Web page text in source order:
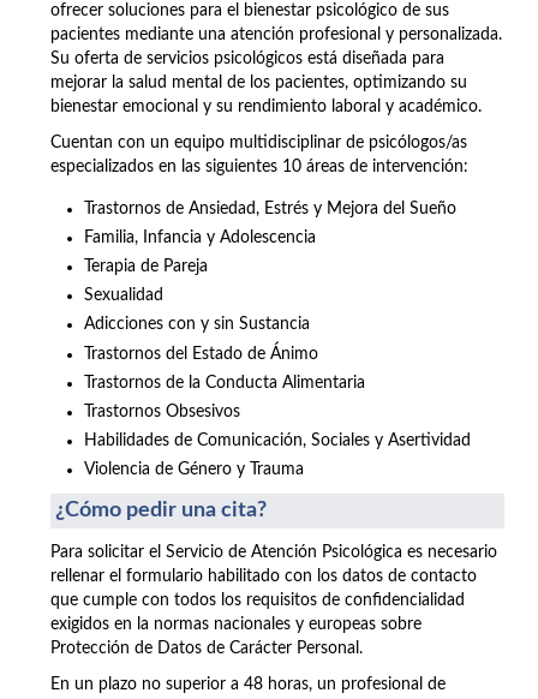
ofrecer soluciones para el bienestar psicológico de sus
pacientes mediante una atención profesional y personalizada.
Su oferta de servicios psicológicos está diseñada para
mejorar la salud mental de los pacientes, optimizando su
bienestar emocional y su rendimiento laboral y académico.
Cuentan con un equipo multidisciplinar de psicólogos/as
especializados en las siguientes 10 áreas de intervención:
Trastornos de Ansiedad, Estrés y Mejora del Sueño
Familia, Infancia y Adolescencia
Terapia de Pareja
Sexualidad
Adicciones con y sin Sustancia
Trastornos del Estado de Ánimo
Trastornos de la Conducta Alimentaria
Trastornos Obsesivos
Habilidades de Comunicación, Sociales y Asertividad
Violencia de Género y Trauma
¿Cómo pedir una cita?
Para solicitar el Servicio de Atención Psicológica es necesario
rellenar el formulario habilitado con los datos de contacto
que cumple con todos los requisitos de confidencialidad
exigidos en la normas nacionales y europeas sobre
Protección de Datos de Carácter Personal.
En un plazo no superior a 48 horas, un profesional de